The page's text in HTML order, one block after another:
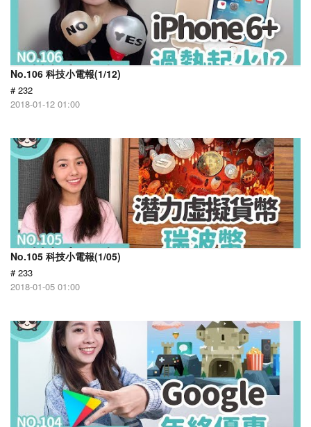
No.106 科技小電報(1/12)
# 232
2018-01-12 01:00
No.105 科技小電報(1/05)
# 233
2018-01-05 01:00